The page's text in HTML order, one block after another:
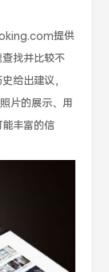
提供
找并比较不
给出建议，
片的展示、用
丰富的信